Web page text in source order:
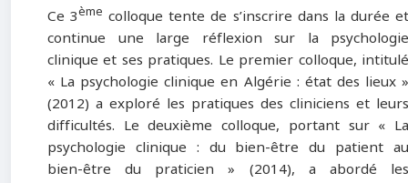
Ce 3ème colloque tente de s’inscrire dans la durée
continue une large réflexion sur la psychologie
clinique et ses pratiques. Le premier colloque, intitulé
« La psychologie clinique en Algérie : état des lieux »
(2012) a exploré les pratiques des cliniciens et leurs
difficultés. Le deuxième colloque, portant sur « La
psychologie clinique : du bien-être du patient au
bien-être du praticien » (2014), a abordé les